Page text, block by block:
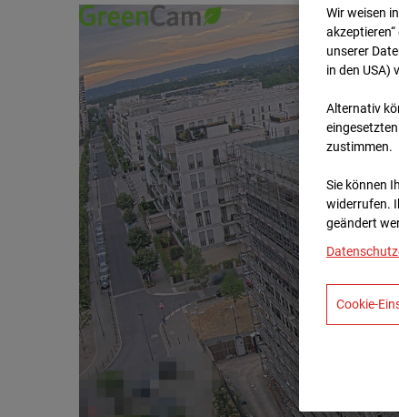
Wir weisen
unserer
in den USA)
Alternativ
zustimmen.
Sie können
widerrufen.
geändert
Cookie-